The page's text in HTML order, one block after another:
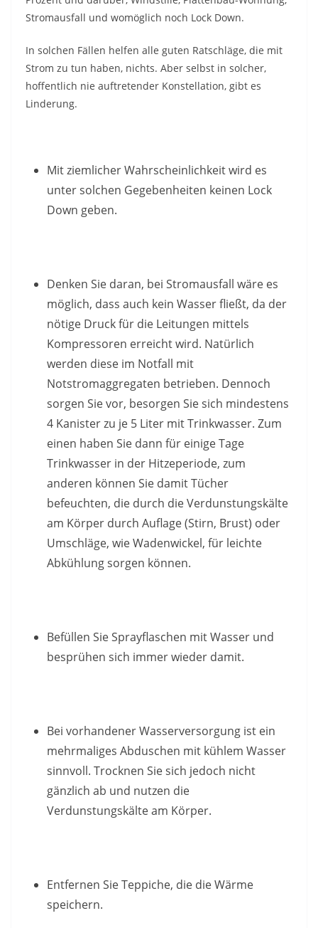
Stromausfall und womöglich noch Lock Down.
In solchen Fällen helfen alle guten Ratschläge, die mit
Strom zu tun haben, nichts. Aber selbst in solcher,
hoffentlich nie auftretender Konstellation, gibt es
Linderung.
Mit ziemlicher Wahrscheinlichkeit wird es
unter solchen Gegebenheiten keinen Lock
Down geben.
Denken Sie daran, bei Stromausfall wäre es
möglich, dass auch kein Wasser fließt, da der
nötige Druck für die Leitungen mittels
Kompressoren erreicht wird. Natürlich
werden diese im Notfall mit
Notstromaggregaten betrieben. Dennoch
sorgen Sie vor, besorgen Sie sich mindestens
4 Kanister zu je 5 Liter mit Trinkwasser. Zum
einen haben Sie dann für einige Tage
Trinkwasser in der Hitzeperiode, zum
anderen können Sie damit Tücher
befeuchten, die durch die Verdunstungskälte
am Körper durch Auflage (Stirn, Brust) oder
Umschläge, wie Wadenwickel, für leichte
Abkühlung sorgen können.
Befüllen Sie Sprayflaschen mit Wasser und
besprühen sich immer wieder damit.
Bei vorhandener Wasserversorgung ist ein
mehrmaliges Abduschen mit kühlem Wasser
sinnvoll. Trocknen Sie sich jedoch nicht
gänzlich ab und nutzen die
Verdunstungskälte am Körper.
Entfernen Sie Teppiche, die die Wärme
speichern.